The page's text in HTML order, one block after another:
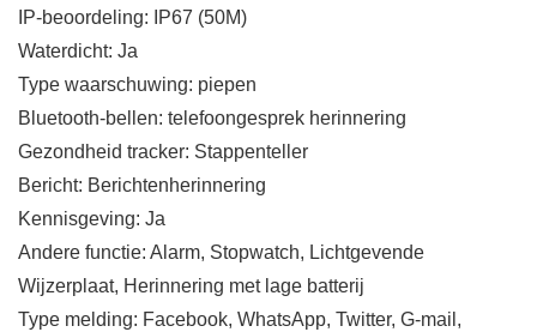
IP-beoordeling: IP67 (50M)
Waterdicht: Ja
Type waarschuwing: piepen
Bluetooth-bellen: telefoongesprek herinnering
Gezondheid tracker: Stappenteller
Bericht: Berichtenherinnering
Kennisgeving: Ja
Andere functie: Alarm, Stopwatch, Lichtgevende
Wijzerplaat, Herinnering met lage batterij
Type melding: Facebook, WhatsApp, Twitter, G-mail,